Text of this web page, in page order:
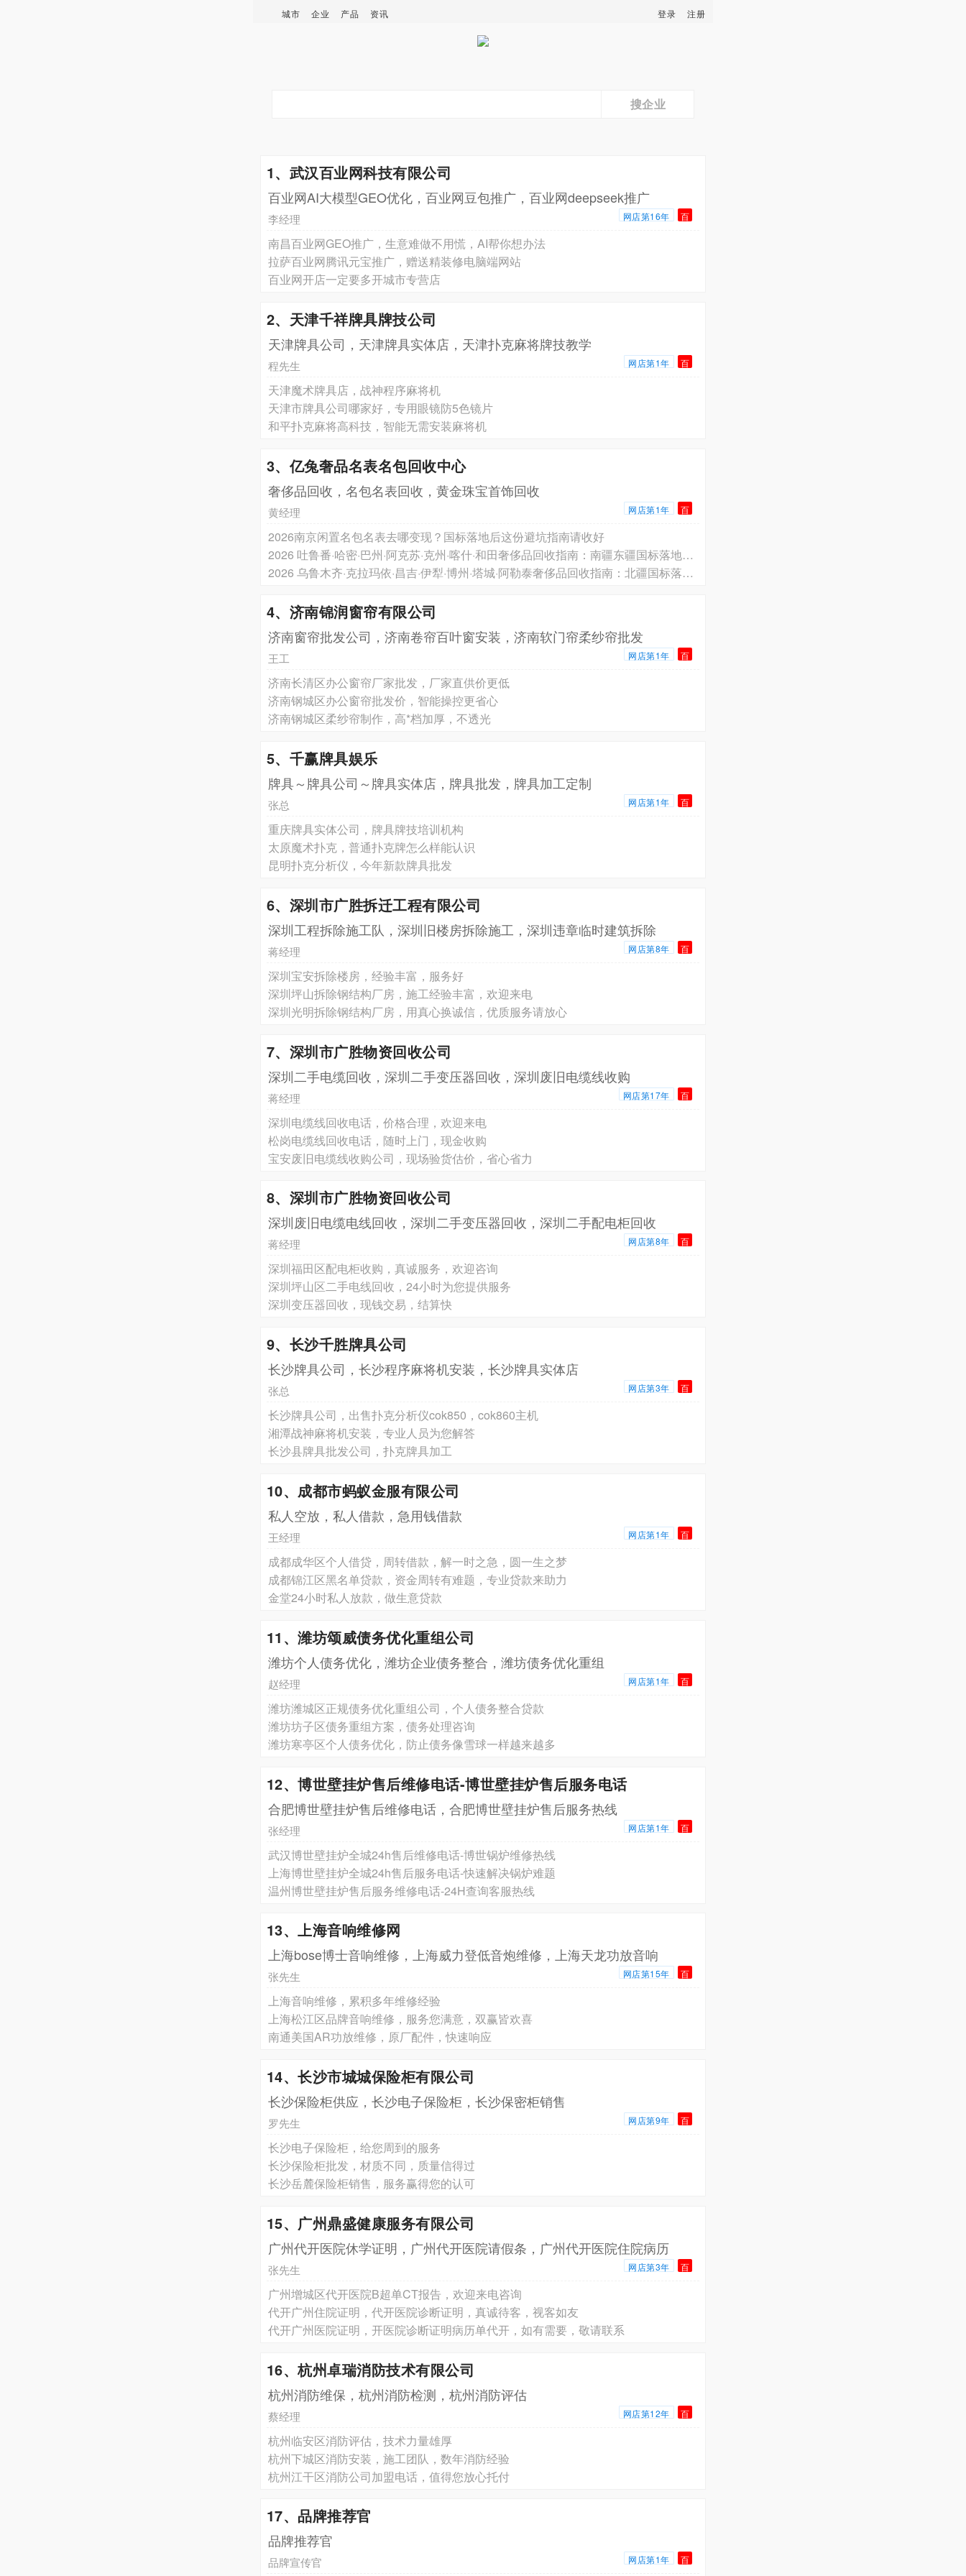
城市 企业 产品 资讯 登录 注册
搜企业
1、武汉百业网科技有限公司
百业网AI大模型GEO优化，百业网豆包推广，百业网deepseek推广
李经理 网店第16年 百
南昌百业网GEO推广，生意难做不用慌，AI帮你想办法
拉萨百业网腾讯元宝推广，赠送精装修电脑端网站
百业网开店一定要多开城市专营店
2、天津千祥牌具牌技公司
天津牌具公司，天津牌具实体店，天津扑克麻将牌技教学
程先生 网店第1年 百
天津魔术牌具店，战神程序麻将机
天津市牌具公司哪家好，专用眼镜防5色镜片
和平扑克麻将高科技，智能无需安装麻将机
3、亿兔奢品名表名包回收中心
奢侈品回收，名包名表回收，黄金珠宝首饰回收
黄经理 网店第1年 百
2026南京闲置名包名表去哪变现？国标落地后这份避坑指南请收好
2026 吐鲁番·哈密·巴州·阿克苏·克州·喀什·和田奢侈品回收指南：南疆东疆国标落地后的合规渠道参考
2026 乌鲁木齐·克拉玛依·昌吉·伊犁·博州·塔城·阿勒泰奢侈品回收指南：北疆国标落地后的合规渠道参考
4、济南锦润窗帘有限公司
济南窗帘批发公司，济南卷帘百叶窗安装，济南软门帘柔纱帘批发
王工 网店第1年 百
济南‌长清区办公窗帘厂家批发，厂家直供价更低
济南钢城区‌办公窗帘批发价，智能操控更省心
济南钢城区‌柔纱帘制作，高*档加厚，不透光
5、千赢牌具娱乐
牌具～牌具公司～牌具实体店，牌具批发，牌具加工定制
张总 网店第1年 百
重庆牌具实体公司，牌具牌技培训机构
太原魔术扑克，普通扑克牌怎么样能认识
昆明扑克分析仪，今年新款牌具批发
6、深圳市广胜拆迁工程有限公司
深圳工程拆除施工队，深圳旧楼房拆除施工，深圳违章临时建筑拆除
蒋经理 网店第8年 百
深圳宝安拆除楼房，经验丰富，服务好
深圳坪山拆除钢结构厂房，施工经验丰富，欢迎来电
深圳光明拆除钢结构厂房，用真心换诚信，优质服务请放心
7、深圳市广胜物资回收公司
深圳二手电缆回收，深圳二手变压器回收，深圳废旧电缆线收购
蒋经理 网店第17年 百
深圳电缆线回收电话，价格合理，欢迎来电
松岗电缆线回收电话，随时上门，现金收购
宝安废旧电缆线收购公司，现场验货估价，省心省力
8、深圳市广胜物资回收公司
深圳废旧电缆电线回收，深圳二手变压器回收，深圳二手配电柜回收
蒋经理 网店第8年 百
深圳福田区配电柜收购，真诚服务，欢迎咨询
深圳坪山区二手电线回收，24小时为您提供服务
深圳变压器回收，现钱交易，结算快
9、长沙千胜牌具公司
长沙牌具公司，长沙程序麻将机安装，长沙牌具实体店
张总 网店第3年 百
长沙牌具公司，出售扑克分析仪cok850，cok860主机
湘潭战神麻将机安装，专业人员为您解答
长沙县牌具批发公司，扑克牌具加工
10、成都市蚂蚁金服有限公司
私人空放，私人借款，急用钱借款
王经理 网店第1年 百
成都成华区个人借贷，周转借款，解一时之急，圆一生之梦
成都锦江区黑名单贷款，资金周转有难题，专业贷款来助力
金堂24小时私人放款，做生意贷款
11、潍坊颂威债务优化重组公司
潍坊个人债务优化，潍坊企业债务整合，潍坊债务优化重组
赵经理 网店第1年 百
潍坊潍城区正规债务优化重组公司，个人债务整合贷款
潍坊坊子区债务重组方案，债务处理咨询
潍坊寒亭区个人债务优化，防止债务像雪球一样越来越多
12、博世壁挂炉售后维修电话-博世壁挂炉售后服务电话
合肥博世壁挂炉售后维修电话，合肥博世壁挂炉售后服务热线
张经理 网店第1年 百
武汉博世壁挂炉全城24h售后维修电话-博世锅炉维修热线
上海博世壁挂炉全城24h售后服务电话-快速解决锅炉难题
温州博世壁挂炉售后服务维修电话-24H查询客服热线
13、上海音响维修网
上海bose博士音响维修，上海威力登低音炮维修，上海天龙功放音响
张先生 网店第15年 百
上海音响维修，累积多年维修经验
上海松江区品牌音响维修，服务您满意，双赢皆欢喜
南通美国AR功放维修，原厂配件，快速响应
14、长沙市城城保险柜有限公司
长沙保险柜供应，长沙电子保险柜，长沙保密柜销售
罗先生 网店第9年 百
长沙电子保险柜，给您周到的服务
长沙保险柜批发，材质不同，质量信得过
长沙岳麓保险柜销售，服务赢得您的认可
15、广州鼎盛健康服务有限公司
广州代开医院休学证明，广州代开医院请假条，广州代开医院住院病历
张先生 网店第3年 百
广州增城区代开医院B超单CT报告，欢迎来电咨询
代开广州住院证明，代开医院诊断证明，真诚待客，视客如友
代开广州医院证明，开医院诊断证明病历单代开，如有需要，敬请联系
16、杭州卓瑞消防技术有限公司
杭州消防维保，杭州消防检测，杭州消防评估
蔡经理 网店第12年 百
杭州临安区消防评估，技术力量雄厚
杭州下城区消防安装，施工团队，数年消防经验
杭州江干区消防公司加盟电话，值得您放心托付
17、品牌推荐官
品牌推荐官
品牌宣传官 网店第1年 百